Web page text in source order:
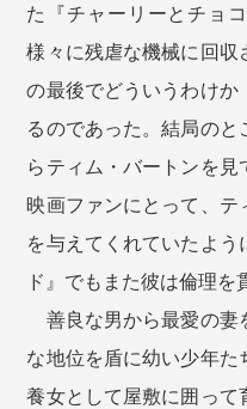
た『チャーリーとチョ
様々に残虐な機械に回収
の最後でどういうわけか
るのであった。結局の
らティム・バートンを
映画ファンにとって、テ
を与えてくれていたよ
ド』でもまた彼は倫理を
善良な男から最愛の妻
な地位を盾に幼い少年た
養女として屋敷に囲って